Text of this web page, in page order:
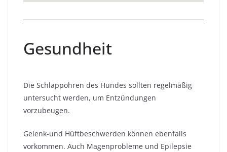
Gesundheit
Die Schlappohren des Hundes sollten regelmäßig
untersucht werden, um Entzündungen
vorzubeugen.
Gelenk-und Hüftbeschwerden können ebenfalls
vorkommen. Auch Magenprobleme und Epilepsie